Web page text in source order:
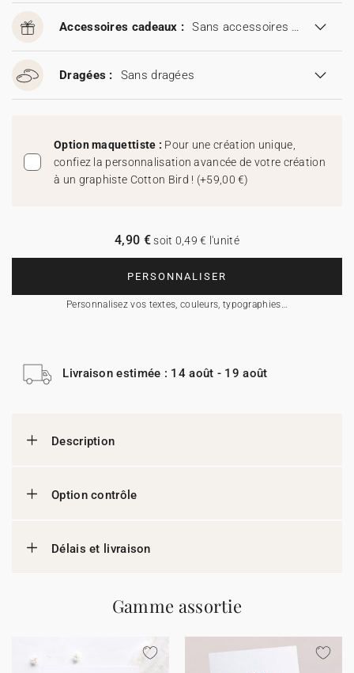
Accessoires cadeaux : Sans accessoires cadeaux
Dragées : Sans dragées
Option maquettiste : Pour une création unique,
confiez la personnalisation avancée de votre création
à un graphiste Cotton Bird ! (+59,00 €)
PERSONNALISER
Personnalisez vos textes, couleurs, typographies…
4,90 €soit 0,49 € l'unité
Livraison estimée : 14 août - 19 août
Description
Option contrôle
Délais et livraison
Gamme assortie